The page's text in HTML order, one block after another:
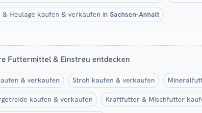
& Heulage kaufen & verkaufen in Sachsen-Anhalt
Futtermittel & Einstreu entdecken
& verkaufen Stroh kaufen & verkaufen
kaufen & verkaufen Kraftfutter & Mischfutter